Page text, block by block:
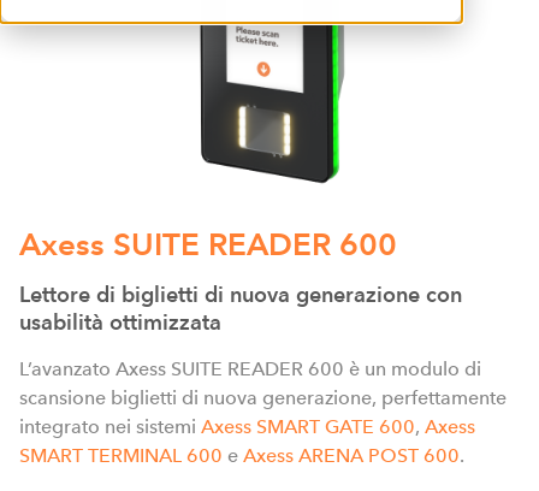
Axess SUITE READER 600
Lettore di biglietti di nuova generazione con
usabilità ottimizzata
L’avanzato Axess SUITE READER 600 è un modulo di
scansione biglietti di nuova generazione, perfettamente
integrato nei sistemi Axess SMART GATE 600, Axess
SMART TERMINAL 600 e Axess ARENA POST 600.